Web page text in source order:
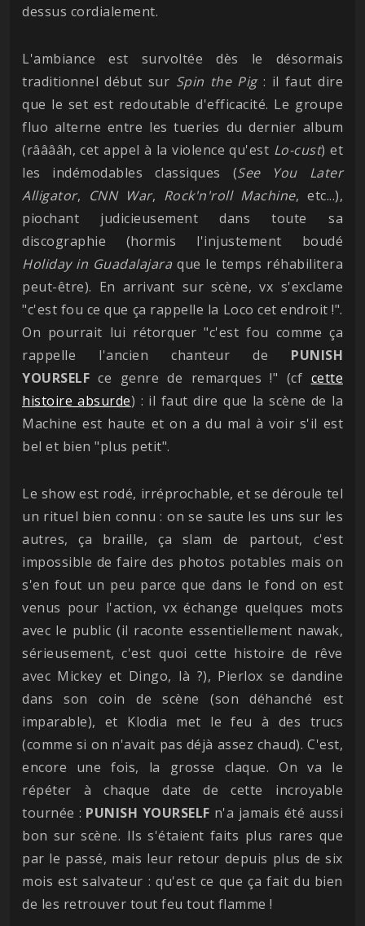
dessus cordialement.
L'ambiance est survoltée dès le désormais
traditionnel début sur Spin the Pig: il faut dire
que le set est redoutable d'efficacité. Le groupe
fluo alterne entre les tueries du dernier album
(rââââh, cet appel à la violence qu'est Lo-cust) et
les indémodables classiques (See You Later
Alligator, CNN War, Rock'n'roll Machine, etc...),
piochant judicieusement dans toute sa
discographie (hormis l'injustement boudé
Holiday in Guadalajara que le temps réhabilitera
peut-être). En arrivant sur scène, vx s'exclame
"c'est fou ce que ça rappelle la Loco cet endroit !".
On pourrait lui rétorquer "c'est fou comme ça
rappelle l'ancien chanteur de PUNISH
YOURSELF ce genre de remarques !" (cf cette
histoire absurde) : il faut dire que la scène de la
Machine est haute et on a du mal à voir s'il est
bel et bien "plus petit".
Le show est rodé, irréprochable, et se déroule tel
un rituel bien connu : on se saute les uns sur les
autres, ça braille, ça slam de partout, c'est
impossible de faire des photos potables mais on
s'en fout un peu parce que dans le fond on est
venus pour l'action, vx échange quelques mots
avec le public (il raconte essentiellement nawak,
sérieusement, c'est quoi cette histoire de rêve
avec Mickey et Dingo, là ?), Pierlox se dandine
dans son coin de scène (son déhanché est
imparable), et Klodia met le feu à des trucs
(comme si on n'avait pas déjà assez chaud). C'est,
encore une fois, la grosse claque. On va le
répéter à chaque date de cette incroyable
tournée : PUNISH YOURSELF n'a jamais été aussi
bon sur scène. Ils s'étaient faits plus rares que
par le passé, mais leur retour depuis plus de six
mois est salvateur : qu'est ce que ça fait du bien
de les retrouver tout feu tout flamme !